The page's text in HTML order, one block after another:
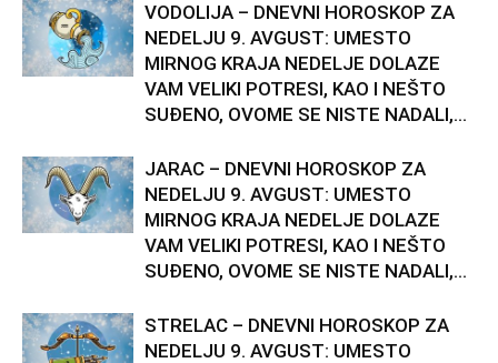
VODOLIJA – DNEVNI HOROSKOP ZA
NEDELJU 9. AVGUST: UMESTO
MIRNOG KRAJA NEDELJE DOLAZE
VAM VELIKI POTRESI, KAO I NEŠTO
SUĐENO, OVOME SE NISTE NADALI,...
JARAC – DNEVNI HOROSKOP ZA
NEDELJU 9. AVGUST: UMESTO
MIRNOG KRAJA NEDELJE DOLAZE
VAM VELIKI POTRESI, KAO I NEŠTO
SUĐENO, OVOME SE NISTE NADALI,...
STRELAC – DNEVNI HOROSKOP ZA
NEDELJU 9. AVGUST: UMESTO